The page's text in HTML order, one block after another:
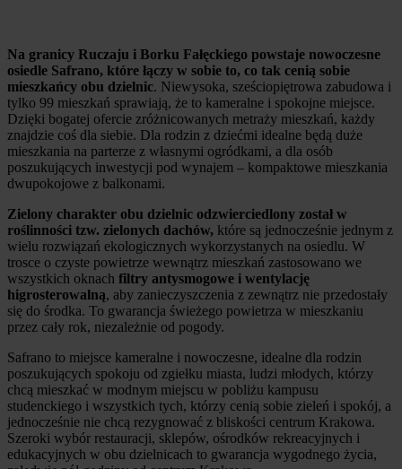
Na granicy Ruczaju i Borku Fałęckiego powstaje nowoczesne
osiedle Safrano, które łączy w sobie to, co tak cenią sobie
mieszkańcy obu dzielnic. Niewysoka, sześciopiętrowa zabudowa i
tylko 99 mieszkań sprawiają, że to kameralne i spokojne miejsce.
Dzięki bogatej ofercie zróżnicowanych metraży mieszkań, każdy
znajdzie coś dla siebie. Dla rodzin z dziećmi idealne będą duże
mieszkania na parterze z własnymi ogródkami, a dla osób
poszukujących inwestycji pod wynajem – kompaktowe mieszkania
dwupokojowe z balkonami.
Zielony charakter obu dzielnic odzwierciedlony został w
roślinności tzw. zielonych dachów, które są jednocześnie jednym z
wielu rozwiązań ekologicznych wykorzystanych na osiedlu. W
trosce o czyste powietrze wewnątrz mieszkań zastosowano we
wszystkich oknach filtry antysmogowe i wentylację
higrosterowalną, aby zanieczyszczenia z zewnątrz nie przedostały
się do środka. To gwarancja świeżego powietrza w mieszkaniu
przez cały rok, niezależnie od pogody.
Safrano to miejsce kameralne i nowoczesne, idealne dla rodzin
poszukujących spokoju od zgiełku miasta, ludzi młodych, którzy
chcą mieszkać w modnym miejscu w pobliżu kampusu
studenckiego i wszystkich tych, którzy cenią sobie zieleń i spokój, a
jednocześnie nie chcą rezygnować z bliskości centrum Krakowa.
Szeroki wybór restauracji, sklepów, ośrodków rekreacyjnych i
edukacyjnych w obu dzielnicach to gwarancja wygodnego życia,